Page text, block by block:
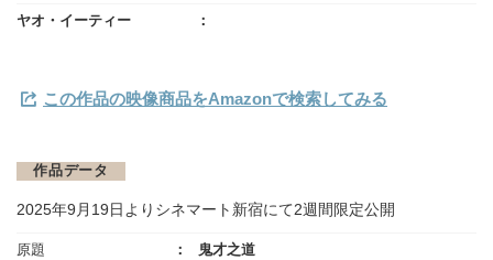
ヤオ・イーティー
この作品の映像商品をAmazonで検索してみる
作品データ
2025年9月19日よりシネマート新宿にて2週間限定公開
原題 鬼才之道